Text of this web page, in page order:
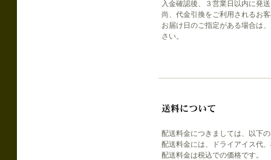
入金確認後、３営業日以内に発
尚、代金引換をご利用されるお
お届け日のご指定がある場合は
さい。
配送料金につきましては、以下
配送料金には、ドライアイス代
配送料金は税込での価格です。